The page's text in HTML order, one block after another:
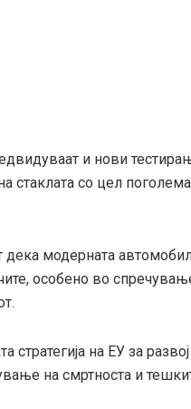
и нови
стаклата со цел
дека модерната
особено во
на ЕУ за
на смртноста и